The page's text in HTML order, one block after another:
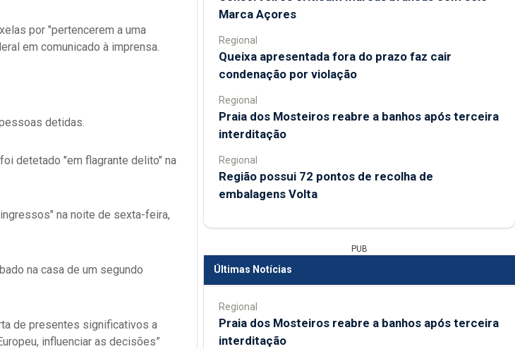
por "pertencerem a uma
em comunicado à imprensa.
detidas.
detetado "em flagrante delito" na
na noite de sexta-feira,
na casa de um segundo
de presentes significativos a
influenciar as decisões”
Marca Açores
Regional
Queixa apresentada fora do prazo faz cair
condenação por violação
Regional
Praia dos Mosteiros reabre a banhos após terceira
interditação
Regional
Região possui 72 pontos de recolha de
embalagens Volta
PUB
Últimas Notícias
Regional
Praia dos Mosteiros reabre a banhos após terceira
interditação